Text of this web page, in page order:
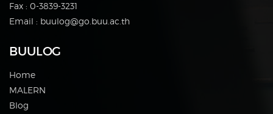
Fax : 0-3839-3231
Email : buulog@go.buu.ac.th
BUULOG
Home
MALERN
Blog